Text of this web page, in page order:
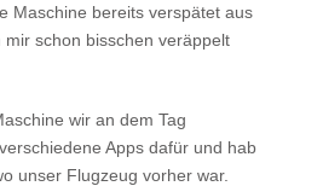
Maschine bereits verspätet aus
mir schon bisschen veräppelt
wir an dem Tag
Apps dafür und hab
unser Flugzeug vorher war.